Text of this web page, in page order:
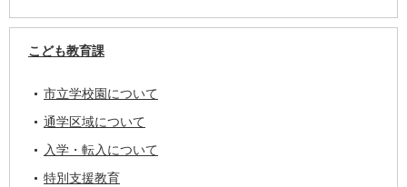
こども教育課
市立学校園について
通学区域について
入学・転入について
特別支援教育